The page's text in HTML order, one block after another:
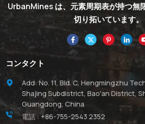
UrbanMines は、元素周期表が持つ無
切り拓いています。
コンタクト
Add: No. 11, Bld. C, Hengmingzhu
Shajing Subdistrict, Bao'an District,
Guangdong, China
電話 :+86-755-2543 2352